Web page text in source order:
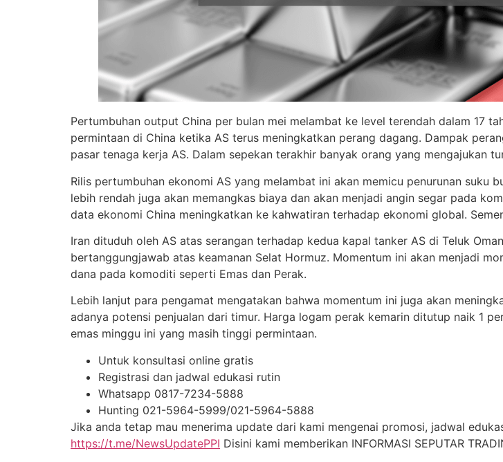
Pertumbuhan output China per bulan mei melambat ke level terendah dalam 17
permintaan di China ketika AS terus meningkatkan perang dagang. Dampak
pasar tenaga kerja AS. Dalam sepekan terakhir banyak orang yang mengajukan
Rilis pertumbuhan ekonomi AS yang melambat ini akan memicu penurunan suku
lebih rendah juga akan memangkas biaya dan akan menjadi angin segar pada
data ekonomi China meningkatkan ke kahwatiran terhadap ekonomi global.
Iran dituduh oleh AS atas serangan terhadap kedua kapal tanker AS di Teluk
bertanggungjawab atas keamanan Selat Hormuz. Momentum ini akan menjadi
dana pada komoditi seperti Emas dan Perak.
Lebih lanjut para pengamat mengatakan bahwa momentum ini juga akan
adanya potensi penjualan dari timur. Harga logam perak kemarin ditutup naik 1
emas minggu ini yang masih tinggi permintaan.
Untuk konsultasi online gratis
Registrasi dan jadwal edukasi rutin
Whatsapp 0817-7234-5888
Hunting 021-5964-5999/021-5964-5888
Jika anda tetap mau menerima update dari kami mengenai promosi, jadwal
https://t.me/NewsUpdatePPI Disini kami memberikan INFORMASI SEPUTAR